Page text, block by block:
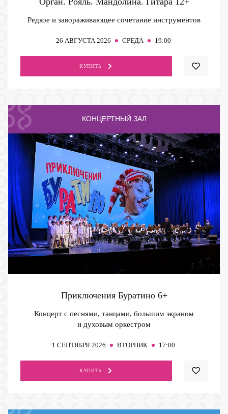
Редкое и завораживающее сочетание инструментов
26 АВГУСТА 2026 СРЕДА 19:00
КУПИТЬ
КОНЦЕРТНЫЙ ЗАЛ
Приключения Буратино 6+
Концерт с песнями, танцами, большим экраном
и духовым оркестром
1 СЕНТЯБРЯ 2026 ВТОРНИК 17:00
КУПИТЬ